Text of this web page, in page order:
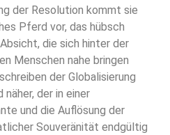
der Resolution kommt sie
Pferd vor, das hübsch
die sich hinter der
Menschen nahe bringen
der Globalisierung
der in einer
und die Auflösung der
Souveränität endgültig